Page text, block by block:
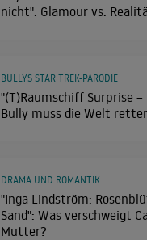
nicht": Glamour vs.
"(T)Raumschiff Surprise –
Bully muss die Welt
BULLYS STAR TREK-PARODIE
"Inga Lindström:
Sand": Was verschweigt
Mutter?
DRAMA UND ROMANTIK